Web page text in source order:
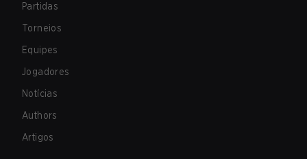
Partidas
Torneios
Equipes
Jogadores
Notícias
Authors
Artigos